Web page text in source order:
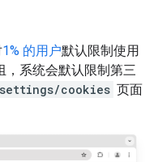
1% 的用户默认限制使用
，系统会默认限制第三
cookies 页面